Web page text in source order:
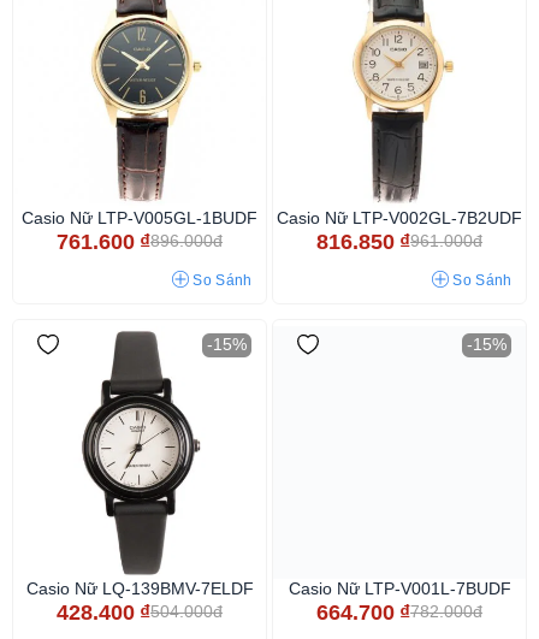
Casio Nữ LTP-V005GL-1BUDF
761.600 ₫896.000đ
So Sánh
Casio Nữ LTP-V002GL-7B2UDF
816.850 ₫961.000đ
So Sánh
-15%
Casio Nữ LQ-139BMV-7ELDF
428.400 ₫504.000đ
-15%
Casio Nữ LTP-V001L-7BUDF
664.700 ₫782.000đ